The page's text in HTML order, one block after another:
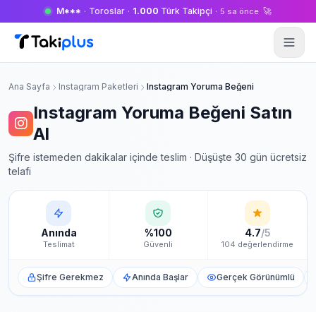
M*** · Toroslar · 1.000 Türk Takipçi · 5 sa önce 🚀
Anasayfa
Ana Sayfa Instagram Paketleri Instagram Yoruma Beğeni
Instagram Yoruma Beğeni Satın
Al
Şifre istemeden dakikalar içinde teslim · Düşüşte 30 gün ücretsiz
telafi
Anında
Teslimat
%100
Güvenli
4.7/5
104 değerlendirme
Şifre Gerekmez Anında Başlar Gerçek Görünümlü